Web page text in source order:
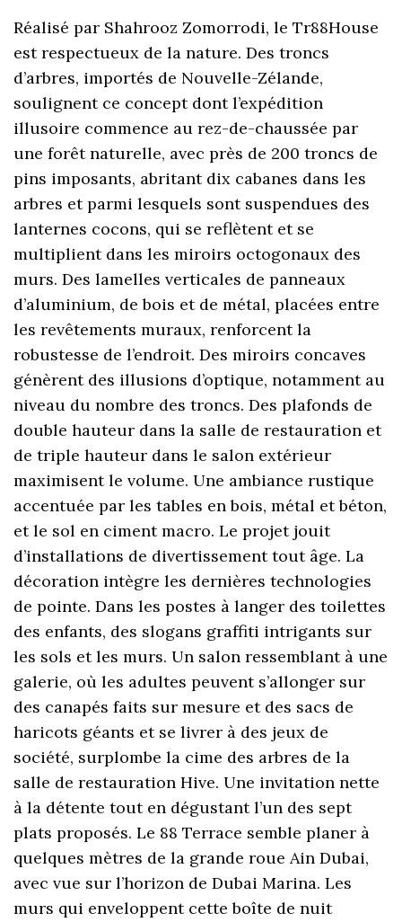
Réalisé par Shahrooz Zomorrodi, le Tr88House
est respectueux de la nature. Des troncs
d’arbres, importés de Nouvelle-Zélande,
soulignent ce concept dont l’expédition
illusoire commence au rez-de-chaussée par
une forêt naturelle, avec près de 200 troncs de
pins imposants, abritant dix cabanes dans les
arbres et parmi lesquels sont suspendues des
lanternes cocons, qui se reflètent et se
multiplient dans les miroirs octogonaux des
murs. Des lamelles verticales de panneaux
d’aluminium, de bois et de métal, placées entre
les revêtements muraux, renforcent la
robustesse de l’endroit. Des miroirs concaves
génèrent des illusions d’optique, notamment au
niveau du nombre des troncs. Des plafonds de
double hauteur dans la salle de restauration et
de triple hauteur dans le salon extérieur
maximisent le volume. Une ambiance rustique
accentuée par les tables en bois, métal et béton,
et le sol en ciment macro. Le projet jouit
d’installations de divertissement tout âge. La
décoration intègre les dernières technologies
de pointe. Dans les postes à langer des toilettes
des enfants, des slogans graffiti intrigants sur
les sols et les murs. Un salon ressemblant à une
galerie, où les adultes peuvent s’allonger sur
des canapés faits sur mesure et des sacs de
haricots géants et se livrer à des jeux de
société, surplombe la cime des arbres de la
salle de restauration Hive. Une invitation nette
à la détente tout en dégustant l’un des sept
plats proposés. Le 88 Terrace semble planer à
quelques mètres de la grande roue Ain Dubai,
avec vue sur l’horizon de Dubai Marina. Les
murs qui enveloppent cette boîte de nuit